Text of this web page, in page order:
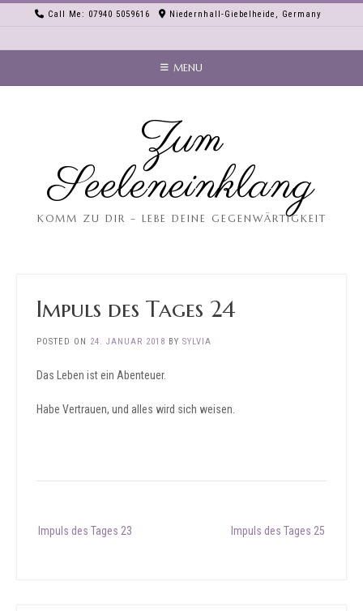
Call Me: 07940 5059616 Niedernhall-Giebelheide, Germany
MENU
Zum
Seeleneinklang
KOMM ZU DIR – LEBE DEINE GEGENWÄRTIGKEIT
Impuls des Tages 24
POSTED ON 24. JANUAR 2018 BY SYLVIA
Das Leben ist ein Abenteuer.
Habe Vertrauen, und alles wird sich weisen.
navigation
Impuls des Tages 23 Impuls des Tages 25